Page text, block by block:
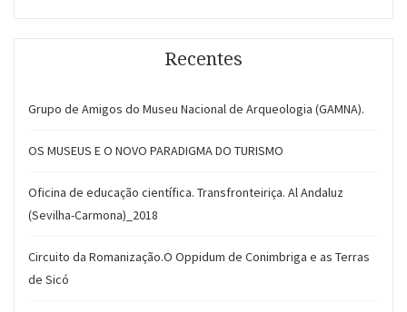
Recentes
Grupo de Amigos do Museu Nacional de Arqueologia (GAMNA).
OS MUSEUS E O NOVO PARADIGMA DO TURISMO
Oficina de educação científica. Transfronteiriça. Al Andaluz
(Sevilha-Carmona)_2018
Circuito da Romanização.O Oppidum de Conimbriga e as Terras
de Sicó